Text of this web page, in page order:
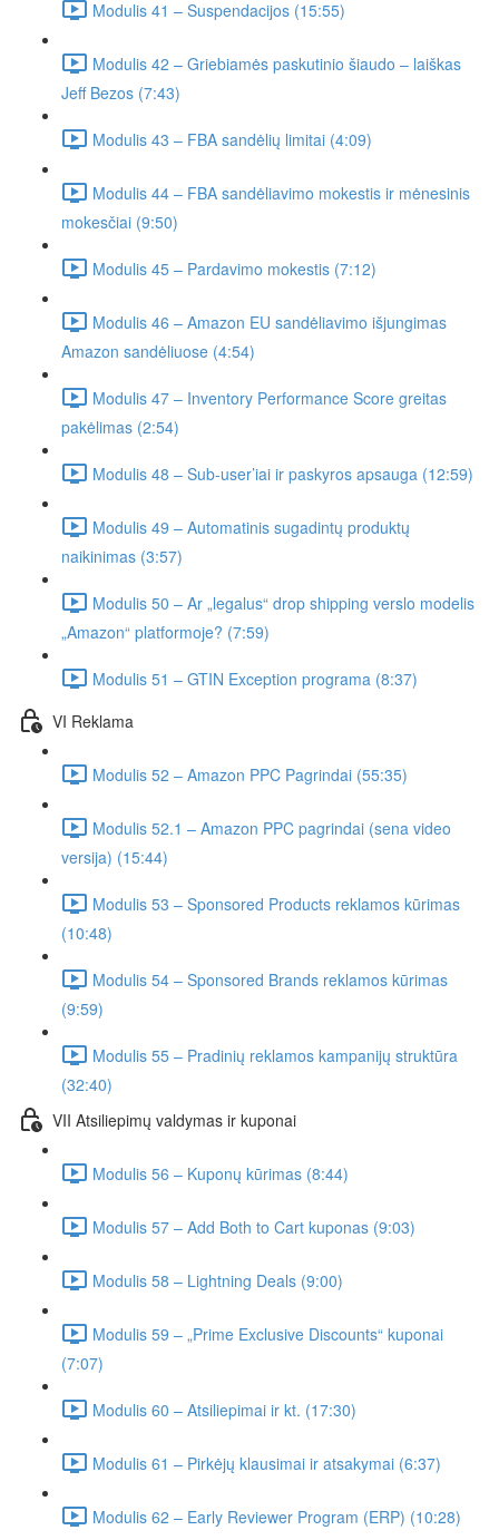
Modulis 41 – Suspendacijos (15:55)
Modulis 42 – Griebiamės paskutinio šiaudo – laiškas
Jeff Bezos (7:43)
Modulis 43 – FBA sandėlių limitai (4:09)
Modulis 44 – FBA sandėliavimo mokestis ir mėnesinis
mokesčiai (9:50)
Modulis 45 – Pardavimo mokestis (7:12)
Modulis 46 – Amazon EU sandėliavimo išjungimas
Amazon sandėliuose (4:54)
Modulis 47 – Inventory Performance Score greitas
pakėlimas (2:54)
Modulis 48 – Sub-user’iai ir paskyros apsauga (12:59)
Modulis 49 – Automatinis sugadintų produktų
naikinimas (3:57)
Modulis 50 – Ar „legalus“ drop shipping verslo modelis
„Amazon“ platformoje? (7:59)
Modulis 51 – GTIN Exception programa (8:37)
VI Reklama
Modulis 52 – Amazon PPC Pagrindai (55:35)
Modulis 52.1 – Amazon PPC pagrindai (sena video
versija) (15:44)
Modulis 53 – Sponsored Products reklamos kūrimas
(10:48)
Modulis 54 – Sponsored Brands reklamos kūrimas
(9:59)
Modulis 55 – Pradinių reklamos kampanijų struktūra
(32:40)
VII Atsiliepimų valdymas ir kuponai
Modulis 56 – Kuponų kūrimas (8:44)
Modulis 57 – Add Both to Cart kuponas (9:03)
Modulis 58 – Lightning Deals (9:00)
Modulis 59 – „Prime Exclusive Discounts“ kuponai
(7:07)
Modulis 60 – Atsiliepimai ir kt. (17:30)
Modulis 61 – Pirkėjų klausimai ir atsakymai (6:37)
Modulis 62 – Early Reviewer Program (ERP) (10:28)